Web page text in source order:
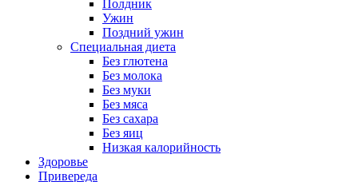
Полдник
Ужин
Поздний ужин
Специальная диета
Без глютена
Без молока
Без муки
Без мяса
Без сахара
Без яиц
Низкая калорийность
Здоровье
Привереда